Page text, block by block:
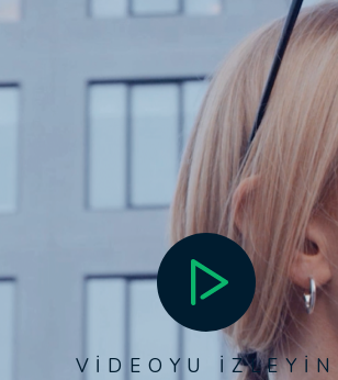
VİDEOYU İZLEYİN